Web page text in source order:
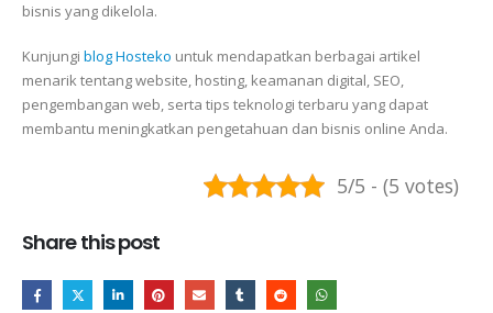
bisnis yang dikelola.
Kunjungi blog Hosteko untuk mendapatkan berbagai artikel
menarik tentang website, hosting, keamanan digital, SEO,
pengembangan web, serta tips teknologi terbaru yang dapat
membantu meningkatkan pengetahuan dan bisnis online Anda.
5/5 - (5 votes)
Share this post